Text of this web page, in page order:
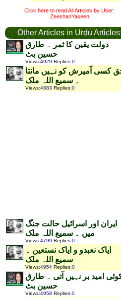
Click here to read All Articles by User:
ZeeshanYaseen
Other Articles in Urdu Articles
دولت یقین کا ثمر ۔ طارق
حسین بٹ
Views:4929 Replies:0
کسی آمیرش کو نہیں مانتا
۔ سمیع اللہ ملک
Views:4883 Replies:0
ایران اور اسرائیل حالت جنگ
میں ۔ سمیع اللہ ملک
Views:4799 Replies:0
ایاک نعبدو و ایاک نستعین ۔
سمیع اللہ ملک
Views:4954 Replies:0
امید بر نہیں آتی ۔ طارق
حسین بٹ
Views:4958 Replies:0